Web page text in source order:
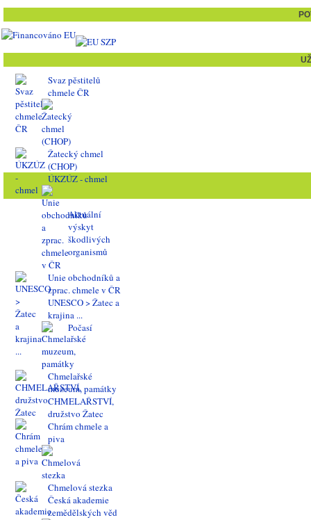
Svaz pěstitelů
chmele ČR
Žatecký chmel
(CHOP)
ÚKZÚZ - chmel
Unie obchodníků a
zprac. chmele v ČR
UNESCO > Žatec a
krajina ...
Chmelařské
muzeum, památky
CHMELAŘSTVÍ,
družstvo Žatec
Chrám chmele a
piva
Chmelová stezka
Česká akademie
zemědělských věd
Aktuální
výskyt
škodlivých
organismů
Počasí